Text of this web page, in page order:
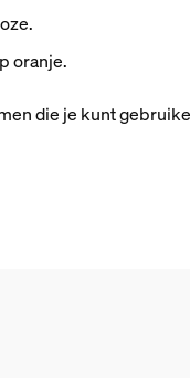
oranje.
die je kunt